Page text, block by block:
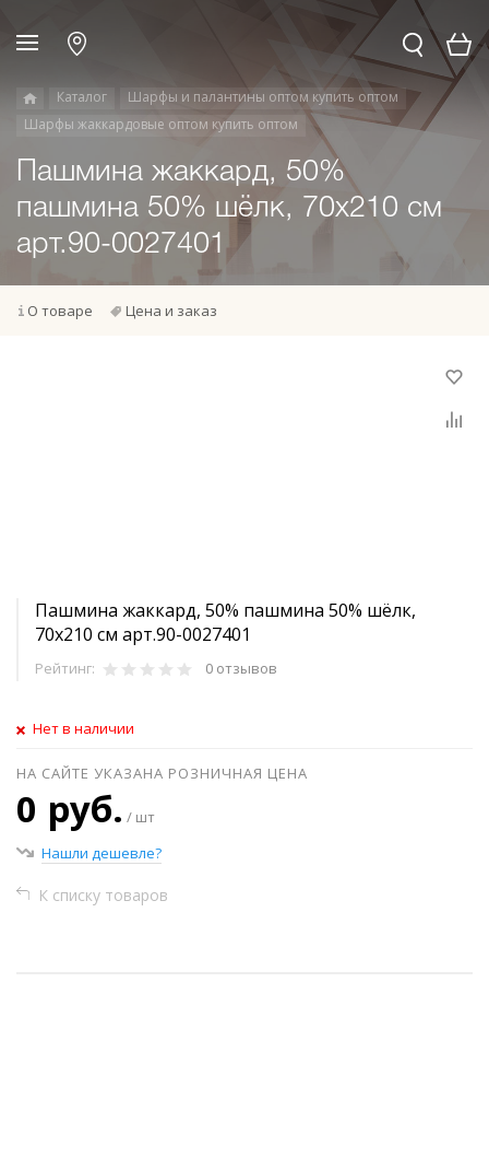
Каталог
Шарфы и палантины оптом купить оптом
Шарфы жаккардовые оптом купить оптом
Пашмина жаккард, 50%
пашмина 50% шёлк, 70х210 см
арт.90-0027401
О товаре Цена и заказ
Пашмина жаккард, 50% пашмина 50% шёлк,
70х210 см арт.90-0027401
Рейтинг: 0 отзывов
Нет в наличии
НА САЙТЕ УКАЗАНА РОЗНИЧНАЯ ЦЕНА
0 руб. / шт
Нашли дешевле?
К списку товаров